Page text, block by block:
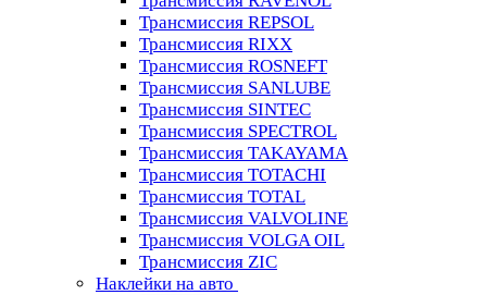
Трансмиссия REPSOL
Трансмиссия RIXX
Трансмиссия ROSNEFT
Трансмиссия SANLUBE
Трансмиссия SINTEC
Трансмиссия SPECTROL
Трансмиссия TAKAYAMA
Трансмиссия TOTACHI
Трансмиссия TOTAL
Трансмиссия VALVOLINE
Трансмиссия VOLGA OIL
Трансмиссия ZIC
Наклейки на авто